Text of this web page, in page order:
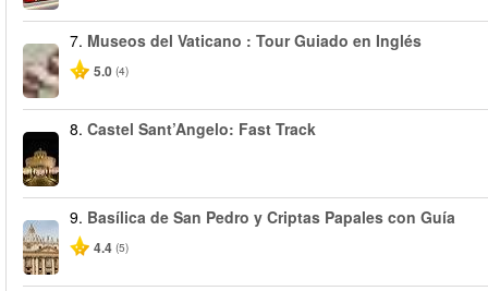
7. Museos del Vaticano : Tour Guiado en Inglés
5.0 (4)
8. Castel Sant’Angelo: Fast Track
9. Basílica de San Pedro y Criptas Papales con Guía
4.4 (5)